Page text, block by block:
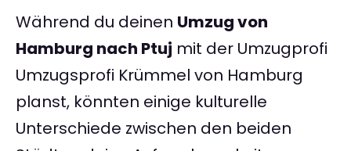
Während du deinen Umzug von
Hamburg nach Ptuj mit der Umzugprofi
Umzugsprofi Krümmel von Hamburg
planst, könnten einige kulturelle
Unterschiede zwischen den beiden